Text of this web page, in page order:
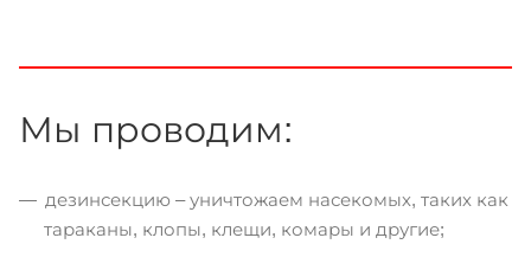
Мы проводим:
дезинсекцию – уничтожаем насекомых, таких как
тараканы, клопы, клещи, комары и другие;